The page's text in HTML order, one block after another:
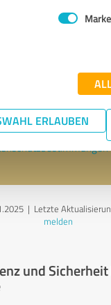
ERLAUBEN
*
Nachricht senden
| Letzte
melden
und